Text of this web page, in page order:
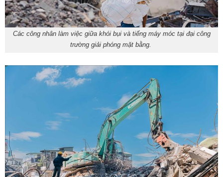
Các công nhân làm việc giữa khói bụi và tiếng máy móc tại đại công
trường giải phóng mặt bằng.